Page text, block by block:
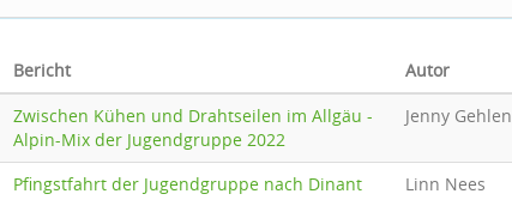
Bericht Autor
Zwischen Kühen und Drahtseilen im Allgäu -
Alpin-Mix der Jugendgruppe 2022
Jenny Gehlen
Pfingstfahrt der Jugendgruppe nach Dinant Linn Nees